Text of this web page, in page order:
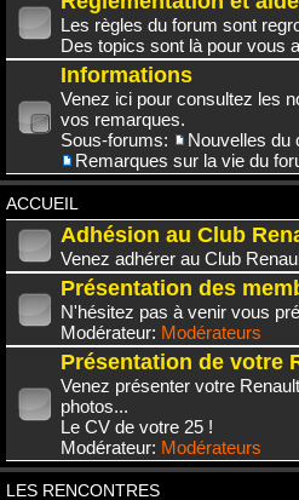
Les règles du forum sont
Des topics sont là pour vous
Informations
Venez ici pour consultez les
vos remarques.
Sous-forums:
Nouvelles du
Remarques sur la vie du
ACCUEIL
Adhésion au Club
Venez adhérer au Club
Présentation des
N'hésitez pas à venir vous
Modérateur: Modérateurs
Présentation de votre
Venez présenter votre
photos...
Le CV de votre 25 !
Modérateur: Modérateurs
LES RENCONTRES